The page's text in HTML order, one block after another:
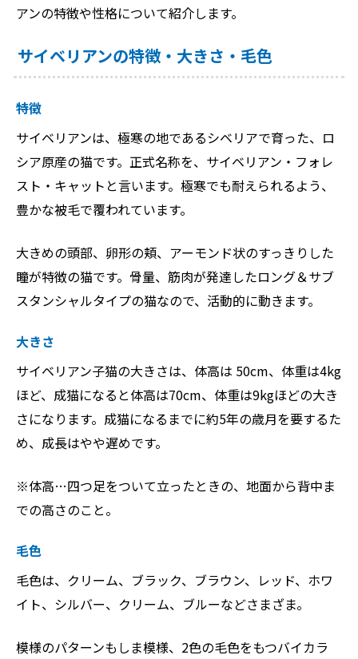
アンの特徴や性格について紹介します。
サイベリアンの特徴・大きさ・毛色
特徴
サイベリアンは、極寒の地であるシベリアで育った、ロ
シア原産の猫です。正式名称を、サイベリアン・フォレ
スト・キャットと言います。極寒でも耐えられるよう、
豊かな被毛で覆われています。
大きめの頭部、卵形の頬、アーモンド状のすっきりした
瞳が特徴の猫です。骨量、筋肉が発達したロング＆サブ
スタンシャルタイプの猫なので、活動的に動きます。
大きさ
サイベリアン子猫の大きさは、体高は 50cm、体重は4kg
ほど、成猫になると体高は70cm、体重は9kgほどの大き
さになります。成猫になるまでに約5年の歳月を要するた
め、成長はやや遅めです。
※体高…四つ足をついて立ったときの、地面から背中ま
での高さのこと。
毛色
毛色は、クリーム、ブラック、ブラウン、レッド、ホワ
イト、シルバー、クリーム、ブルーなどさまざま。
模様のパターンもしま模様、2色の毛色をもつバイカラ